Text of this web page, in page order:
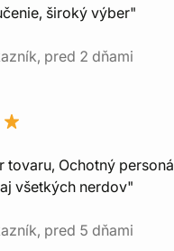
široký výber"
pred 2 dňami
tovaru, Ochotný
všetkých nerdov"
pred 5 dňami